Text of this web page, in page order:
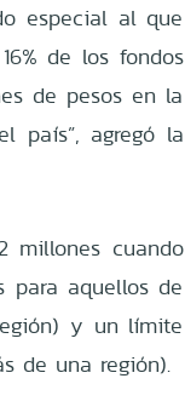
especial al que
de los fondos
de pesos en la
país”, agregó la
millones cuando
para aquellos de
y un límite
de una región).